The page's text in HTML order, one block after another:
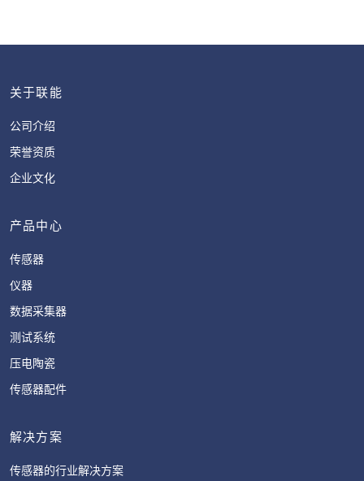
关于联能
公司介绍
荣誉资质
企业文化
产品中心
传感器
仪器
数据采集器
测试系统
压电陶瓷
传感器配件
解决方案
传感器的行业解决方案